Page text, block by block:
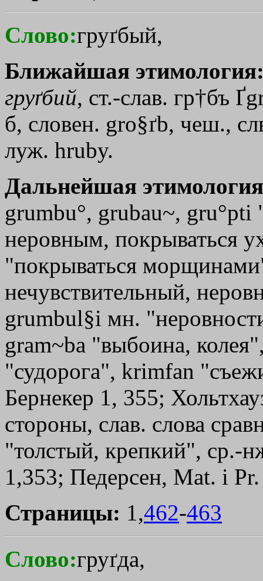
Слово:груґбый,
Ближайшая
груґбий, ст.-слав. гр†бъ
б, словен. gro§ґb, чеш.,
луж. hruby.
Дальнейшая
grumbu°, grubau~, gru°pti
неровным, покрываться
"покрываться
нечувствительный,
grumbul§i мн.
gram~ba "выбоина,
"судорога", krimfan
Бернекер 1, 355;
стороны, слав. слова
"толстый, крепкий", ср.-
1,353; Педерсен, Mat. i
Страницы: 1,462-463
Слово:груґда,